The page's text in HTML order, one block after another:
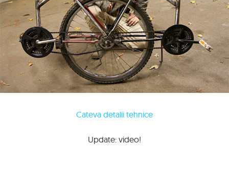
Cateva detalii tehnice
Update: video!